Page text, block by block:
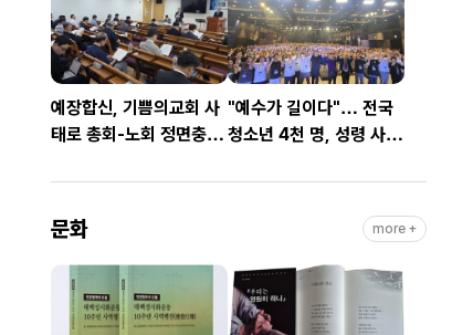
로 하나
예장합신, 기쁨의교회 사
태로 총회-노회 정면충
간불’
"예수가 길이다"… 전국
청소년 4천 명, 성령 사모
문화 more +